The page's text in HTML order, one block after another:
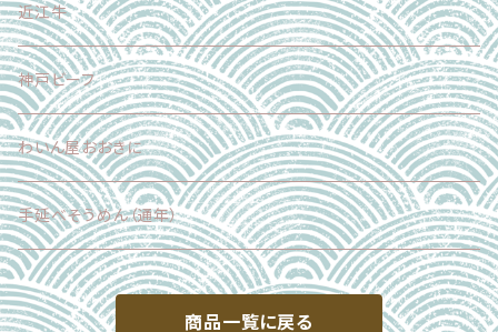
その他
近江牛
神戸ビーフ
わいん屋おおきに
手延べそうめん（通年）
商品一覧に戻る